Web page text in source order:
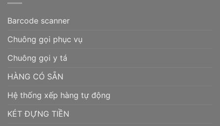
Barcode scanner
Chuông gọi phục vụ
Chuông gọi y tá
HÀNG CÓ SẴN
Hệ thống xếp hàng tự động
KÉT ĐỰNG TIỀN